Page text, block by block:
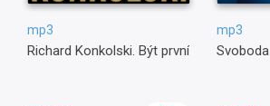
mp3
Richard Konkolski. Být první
mp3
Svoboda